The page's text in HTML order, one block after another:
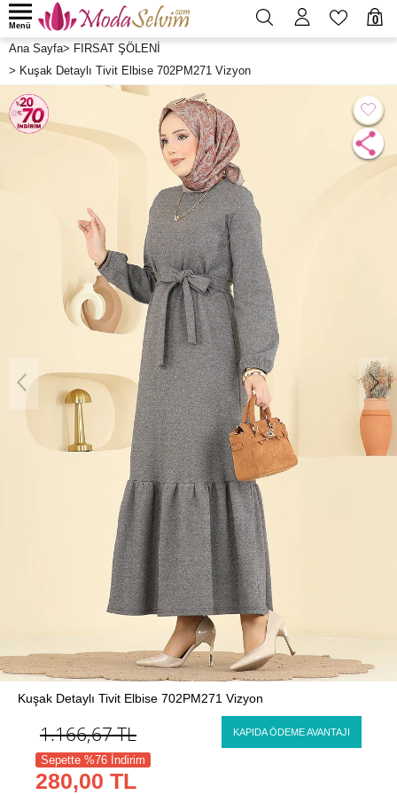
0
Menü
Ana Sayfa> FIRSAT ŞÖLENİ
> Kuşak Detaylı Tivit Elbise 702PM271 Vizyon
Kuşak Detaylı Tivit Elbise 702PM271 Vizyon
1.166,67TL KAPIDA ÖDEME AVANTAJI
Sepette %76 İndirim
280,00 TL